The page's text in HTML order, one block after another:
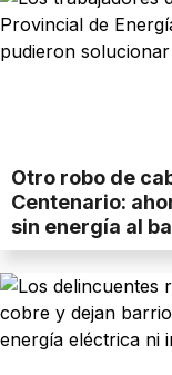
Otro robo de
Centenario:
sin energía al
Vista